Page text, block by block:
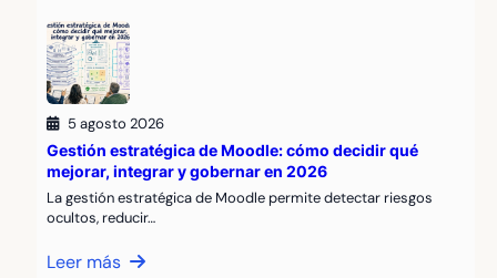
5 agosto 2026
Gestión estratégica de Moodle: cómo decidir qué
mejorar, integrar y gobernar en 2026
La gestión estratégica de Moodle permite detectar riesgos
ocultos, reducir…
Leer más